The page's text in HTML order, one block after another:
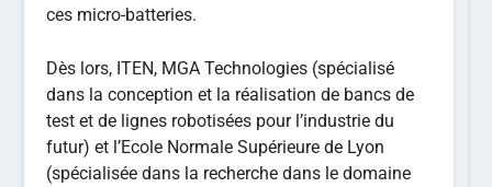
ces micro-batteries.
Dès lors, ITEN, MGA Technologies (spécialisé
dans la conception et la réalisation de bancs de
test et de lignes robotisées pour l’industrie du
futur) et l’Ecole Normale Supérieure de Lyon
(spécialisée dans la recherche dans le domaine